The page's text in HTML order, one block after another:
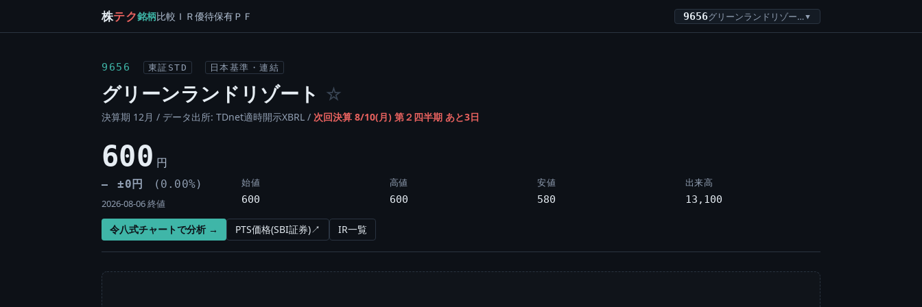
株テク銘柄比較 ＩＲ優待保有ＰＦ 9656 グリーンランドリゾート▼
9656 東証STD 日本基準・連結
グリーンランドリゾート ☆
決算期 12月 / データ出所: TDnet適時開示XBRL / 次回決算 8/10(月) 第２四半期 あと3日
600 円
― ±0円 (0.00%)
2026-08-06 終値
始値
600
高値
600
安値
580
出来高
13,100
令八式チャートで分析 → PTS価格(SBI証券)↗ IR一覧